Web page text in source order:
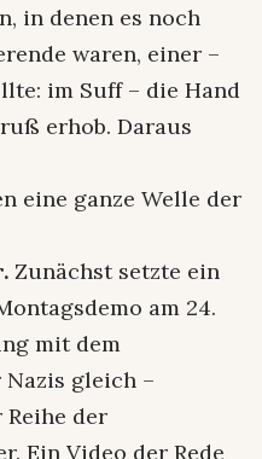
in denen es noch
waren, einer –
im Suff – die Hand
erhob. Daraus
eine ganze Welle der
Zunächst setzte ein
am 24.
mit dem
gleich –
der
Ein Video der Rede